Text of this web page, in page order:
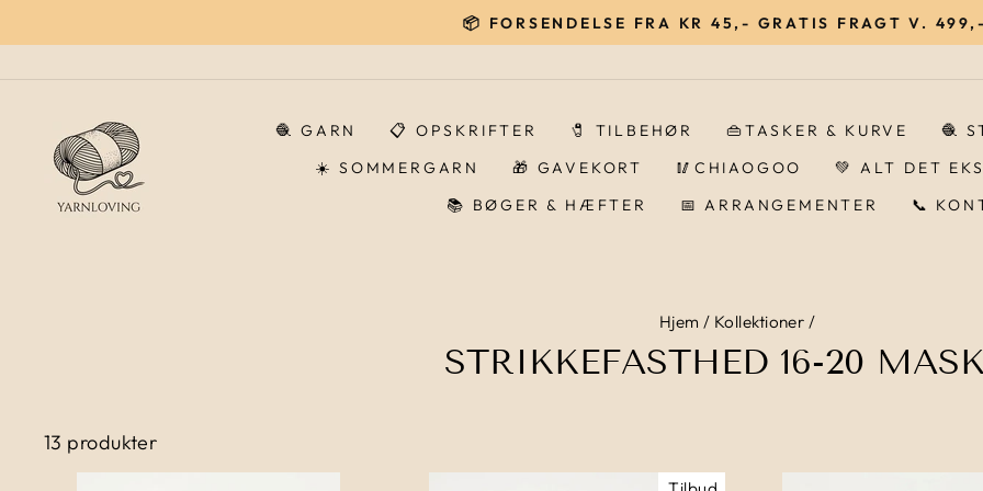
til
Pause
📦 FORSENDELSE FRA KR 45,- GRATIS FRAGT V.
🧶 GARN 📋 OPSKRIFTER 🧷 TILBEHØR 👜TASKER & KURVE
🧶
☀️ SOMMERGARN
🎁 GAVEKORT 🥢CHIAOGOO 💚 ALT DET
📚 BØGER & HÆFTER
📅 ARRANGEMENTER 📞
Hjem / Kollektioner /
STRIKKEFASTHED 16-20
13 produkter